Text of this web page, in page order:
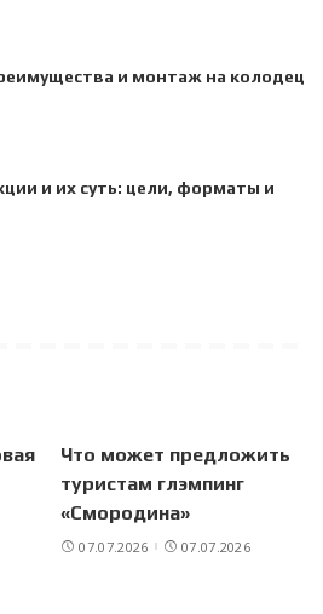
и монтаж на колодец
и их суть: цели, форматы и
Что может предложить
туристам глэмпинг
«Смородина»
07.07.2026 07.07.2026